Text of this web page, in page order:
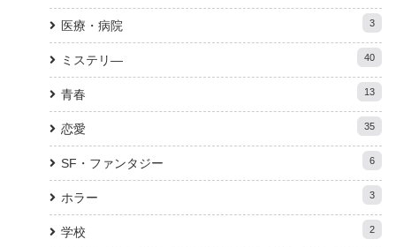
医療・病院 3
ミステリ― 40
青春 13
恋愛 35
SF・ファンタジー 6
ホラー 3
学校 2